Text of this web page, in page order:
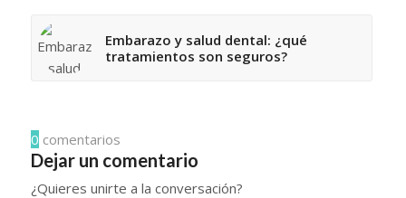
Embarazo y salud dental: ¿qué
tratamientos son seguros?
0 comentarios
Dejar un comentario
¿Quieres unirte a la conversación?